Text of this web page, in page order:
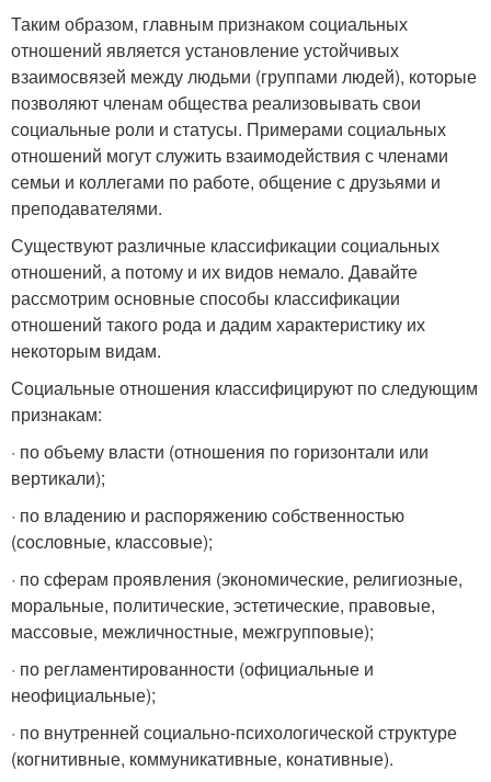
Таким образом, главным признаком социальных
отношений является установление устойчивых
взаимосвязей между людьми (группами людей), которые
позволяют членам общества реализовывать свои
социальные роли и статусы. Примерами социальных
отношений могут служить взаимодействия с членами
семьи и коллегами по работе, общение с друзьями и
преподавателями.
Существуют различные классификации социальных
отношений, а потому и их видов немало. Давайте
рассмотрим основные способы классификации
отношений такого рода и дадим характеристику их
некоторым видам.
Социальные отношения классифицируют по следующим
признакам:
· по объему власти (отношения по горизонтали или
вертикали);
· по владению и распоряжению собственностью
(сословные, классовые);
· по сферам проявления (экономические, религиозные,
моральные, политические, эстетические, правовые,
массовые, межличностные, межгрупповые);
· по регламентированности (официальные и
неофициальные);
· по внутренней социально-психологической структуре
(когнитивные, коммуникативные, конативные).